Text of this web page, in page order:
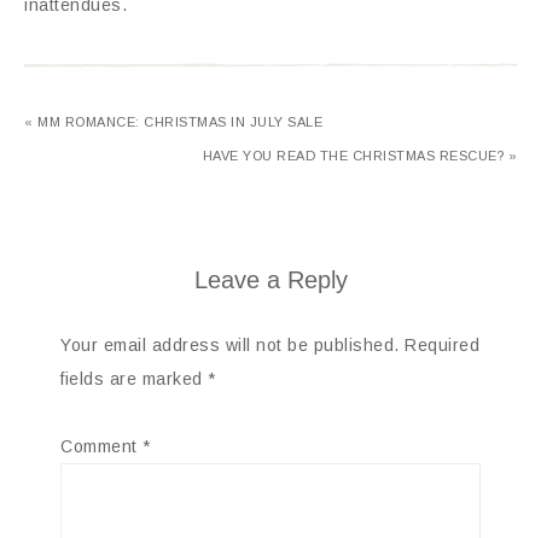
inattendues.
« MM ROMANCE: CHRISTMAS IN JULY SALE
HAVE YOU READ THE CHRISTMAS RESCUE? »
Leave a Reply
Your email address will not be published. Required
fields are marked *
Comment *